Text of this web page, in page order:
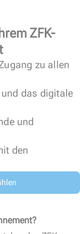
ZFK-
zu allen
das digitale
und
den